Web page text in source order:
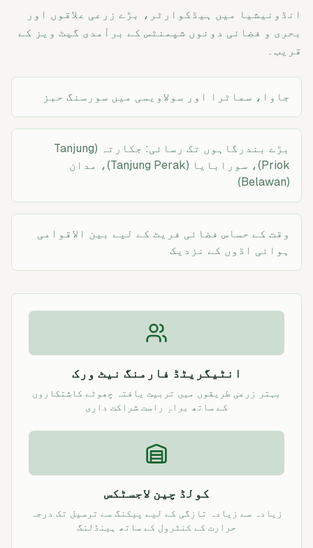
انڈونیشیا میں ہیڈکوارٹر، بڑے زرعی علاقوں اور
بحری و فضائی دونوں شپمنٹس کے برآمدی گیٹ ویز کے
قریب۔
جاوا، سماٹرا اور سولاویسی میں سورسنگ حبز
بڑے بندرگاہوں تک رسائی: جکارتہ (Tanjung
Priok)، سورابایا (Tanjung Perak)، مدان
(Belawan)
وقت کے حساس فضائی فریٹ کے لیے بین الاقوامی
ہوائی اڈوں کے نزدیک
انٹیگریٹڈ فارمنگ نیٹ ورک
بہتر زرعی طریقوں میں تربیت یافتہ چھوٹے کاشتکاروں
کے ساتھ براہِ راست شراکت داری
کولڈ چین لاجسٹکس
زیادہ سے زیادہ تازگی کے لیے پیکنگ سے ترسیل تک درجہ
حرارت کے کنٹرول کے ساتھ ہینڈلنگ